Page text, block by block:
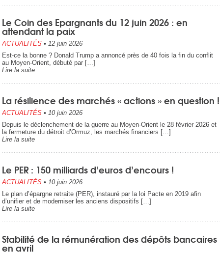
Le Coin des Epargnants du 12 juin 2026 : en
attendant la paix
ACTUALITÉS • 12 juin 2026
Est-ce la bonne ? Donald Trump a annoncé près de 40 fois la fin du conflit
au Moyen-Orient, débuté par […]
Lire la suite
La résilience des marchés « actions » en question !
ACTUALITÉS • 10 juin 2026
Depuis le déclenchement de la guerre au Moyen-Orient le 28 février 2026 et
la fermeture du détroit d’Ormuz, les marchés financiers […]
Lire la suite
Le PER : 150 milliards d’euros d’encours !
ACTUALITÉS • 10 juin 2026
Le plan d’épargne retraite (PER), instauré par la loi Pacte en 2019 afin
d’unifier et de moderniser les anciens dispositifs […]
Lire la suite
Stabilité de la rémunération des dépôts bancaires
en avril